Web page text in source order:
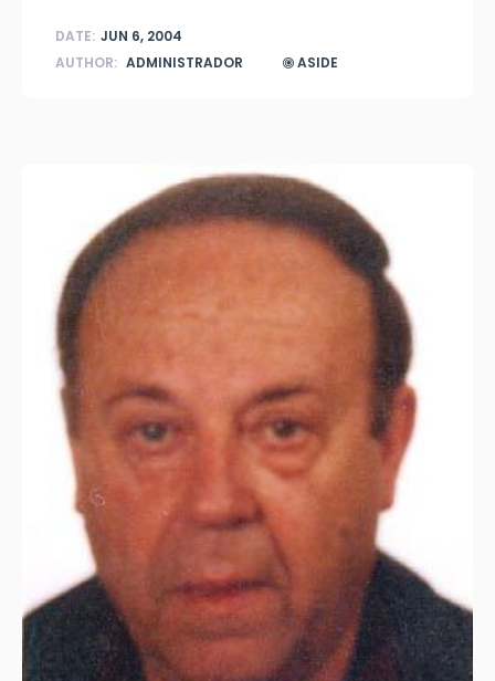
DATE: JUN 6, 2004
AUTHOR: ADMINISTRADOR ASIDE